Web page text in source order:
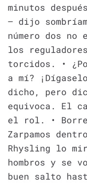
minutos
– dijo
número dos no
los
torcidos. •
a mí?
dicho, pero
equivoca. El
el rol. • Borre
Zarpamos
Rhysling lo
hombros y se
buen salto